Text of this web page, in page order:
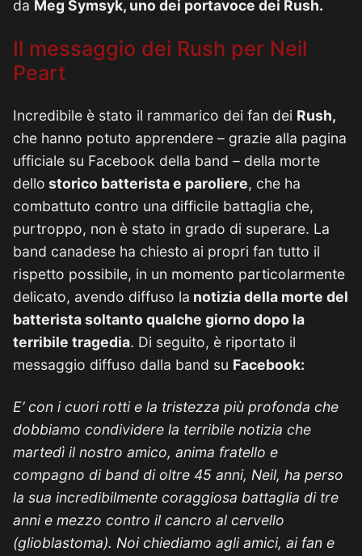
da Meg Symsyk, uno dei portavoce dei Rush.
Il messaggio dei Rush per Neil
Peart
Incredibile è stato il rammarico dei fan dei Rush,
che hanno potuto apprendere – grazie alla pagina
ufficiale su Facebook della band – della morte
dello storico batterista e paroliere, che ha
combattuto contro una difficile battaglia che,
purtroppo, non è stato in grado di superare. La
band canadese ha chiesto ai propri fan tutto il
rispetto possibile, in un momento particolarmente
delicato, avendo diffuso la notizia della morte del
batterista soltanto qualche giorno dopo la
terribile tragedia. Di seguito, è riportato il
messaggio diffuso dalla band su Facebook:
E’ con i cuori rotti e la tristezza più profonda che
dobbiamo condividere la terribile notizia che
martedì il nostro amico, anima fratello e
compagno di band di oltre 45 anni, Neil, ha perso
la sua incredibilmente coraggiosa battaglia di tre
anni e mezzo contro il cancro al cervello
(glioblastoma). Noi chiediamo agli amici, ai fan e